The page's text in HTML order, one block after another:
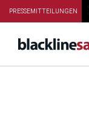
PRESSEMITTEILUNGEN